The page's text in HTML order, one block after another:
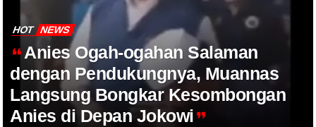
HOT NEWS
Anies Ogah-ogahan Salaman
dengan Pendukungnya, Muannas
Langsung Bongkar Kesombongan
Anies di Depan Jokowi